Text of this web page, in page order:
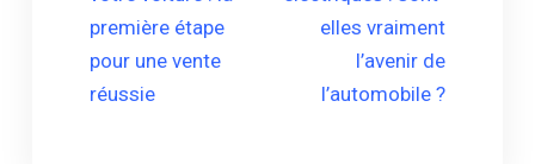
première étape
pour une vente
réussie
elles vraiment
l’avenir de
l’automobile ?